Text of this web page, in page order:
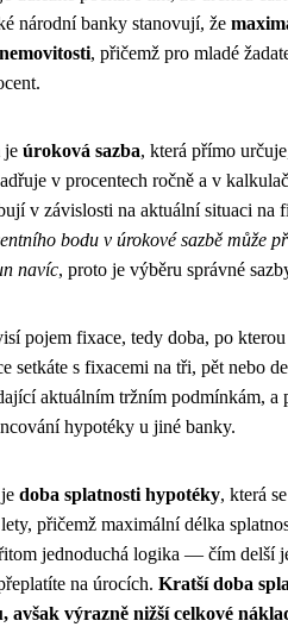
národní banky stanovují, že
, přičemž pro mladé
je úroková sazba, která přímo
v procentech ročně a v
v závislosti na aktuální situaci na
bodu v úrokové sazbě může
navíc, proto je výběru správné
pojem fixace, tedy doba, po
setkáte s fixacemi na tři, pět nebo
aktuálním tržním podmínkám,
hypotéky u jiné banky.
doba splatnosti hypotéky, která
přičemž maximální délka
jednoduchá logika — čím delší
na úrocích. Kratší doba
avšak výrazně nižší celkové